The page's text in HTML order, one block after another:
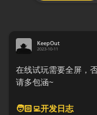
KeepOut
2023-10-11
在线试玩需要全屏，
请多包涵~
🧑🏻‍💻开发日志